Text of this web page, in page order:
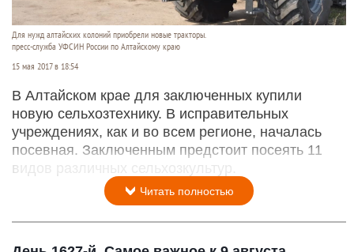
Для нужд алтайских колоний приобрели новые тракторы.
пресс-служба УФСИН России по Алтайскому краю
15 мая 2017 в 18:54
В Алтайском крае для заключенных купили
новую сельхозтехнику. В исправительных
учреждениях, как и во всем регионе, началась
посевная. Заключенным предстоит посеять 11
видов различных сельхозкультур.
Читать полностью